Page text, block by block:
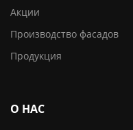
Акции
Производство фасадов
Продукция
О НАС